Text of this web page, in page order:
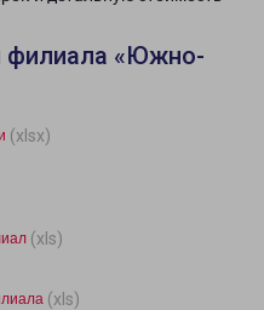
филиала «Южно-
(xlsx)
(xls)
(xls)